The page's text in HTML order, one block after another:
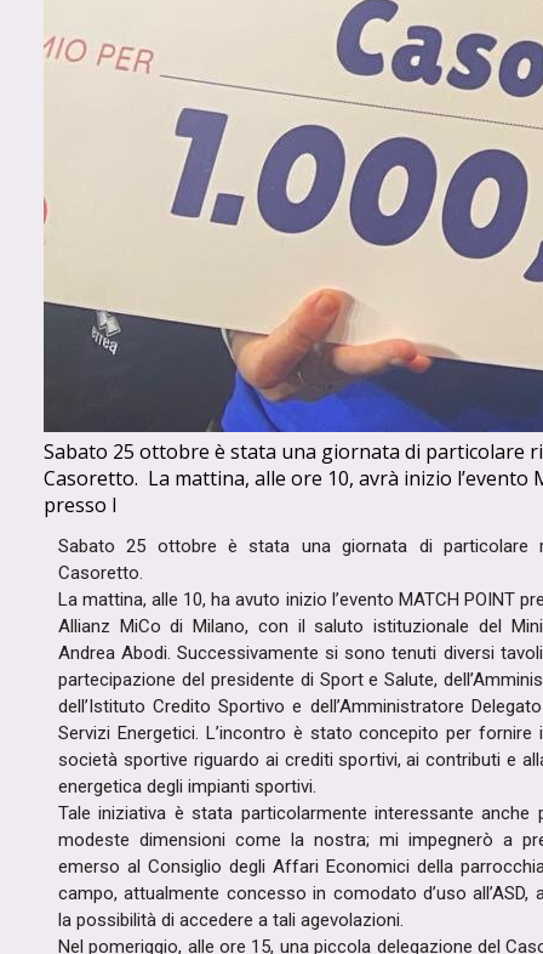
Sabato 25 ottobre è stata una giornata di particolare
Casoretto. La mattina, alle ore 10, avrà inizio l’evento
presso l
Sabato 25 ottobre è stata una giornata di particolare
Casoretto.
La mattina, alle 10, ha avuto inizio l’evento MATCH POINT
Allianz MiCo di Milano, con il saluto istituzionale del
Andrea Abodi. Successivamente si sono tenuti diversi
partecipazione del presidente di Sport e Salute,
dell’Istituto Credito Sportivo e dell’Amministratore
Servizi Energetici. L’incontro è stato concepito per fornire
società sportive riguardo ai crediti sportivi, ai contributi e
energetica degli impianti sportivi.
Tale iniziativa è stata particolarmente interessante anche
modeste dimensioni come la nostra; mi impegnerò a
emerso al Consiglio degli Affari Economici della
campo, attualmente concesso in comodato d’uso all’ASD,
la possibilità di accedere a tali agevolazioni.
Nel pomeriggio, alle ore 15, una piccola delegazione del